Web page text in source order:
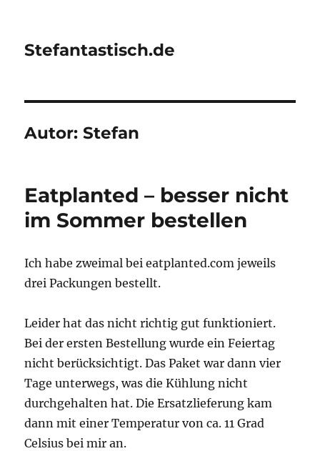
Stefantastisch.de
Autor:Stefan
Eatplanted – besser nicht
im Sommer bestellen
Ich habe zweimal bei eatplanted.com jeweils
drei Packungen bestellt.
Leider hat das nicht richtig gut funktioniert.
Bei der ersten Bestellung wurde ein Feiertag
nicht berücksichtigt. Das Paket war dann vier
Tage unterwegs, was die Kühlung nicht
durchgehalten hat. Die Ersatzlieferung kam
dann mit einer Temperatur von ca. 11 Grad
Celsius bei mir an.